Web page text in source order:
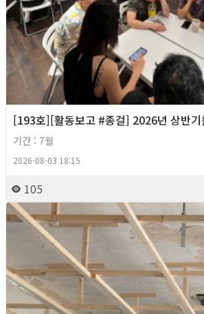
[193호][활동보고 #종걸] 2026년 상반기
기간 : 7월
2026-08-03 18:15
105